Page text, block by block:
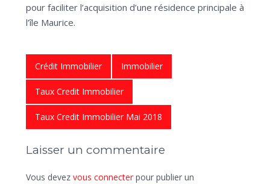
pour faciliter l’acquisition d’une résidence principale à
l’île Maurice.
Crédit Immobilier Immobilier
Taux Credit Immobilier
Taux Credit Immobilier Mai 2018
Laisser un commentaire
Vous devez vous connecter pour publier un